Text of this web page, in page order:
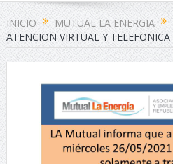
INICIO MUTUAL LA ENERGIA
ATENCION VIRTUAL Y TELEFONICA